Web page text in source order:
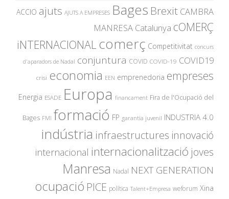
ACCIO ajuts AJUTS A EMPRESES Bages Brexit CAMBRA
MANRESA Catalunya cOMERÇ
iNTERNACIONAL comerç Competitivitat concurs
d'aparadors de Nadal conjuntura COVID COVID-19 COVID19
crisi economia EEN emprenedoria empreses
Energia ESADE Europa financament Fira de l'Ocupació del
Bages FMI formació FP garantia juvenil INDUSTRIA 4.0
indústria infraestructures innovació
internacional internacionalització joves
Manresa Nadal NEXT GENERATION
ocupació PICE política Talent+Empresa weforum Xina